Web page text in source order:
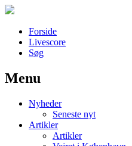
Forside
Livescore
Søg
Наши партнеры
лучшие займы
Menu
Nyheder
Seneste nyt
Artikler
Artikler